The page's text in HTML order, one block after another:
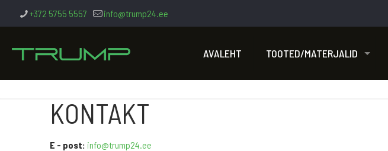
+372 5755 5557 info@trump24.ee
AVALEHT TOOTED/MATERJALID
KONTAKT
E - post: info@trump24.ee